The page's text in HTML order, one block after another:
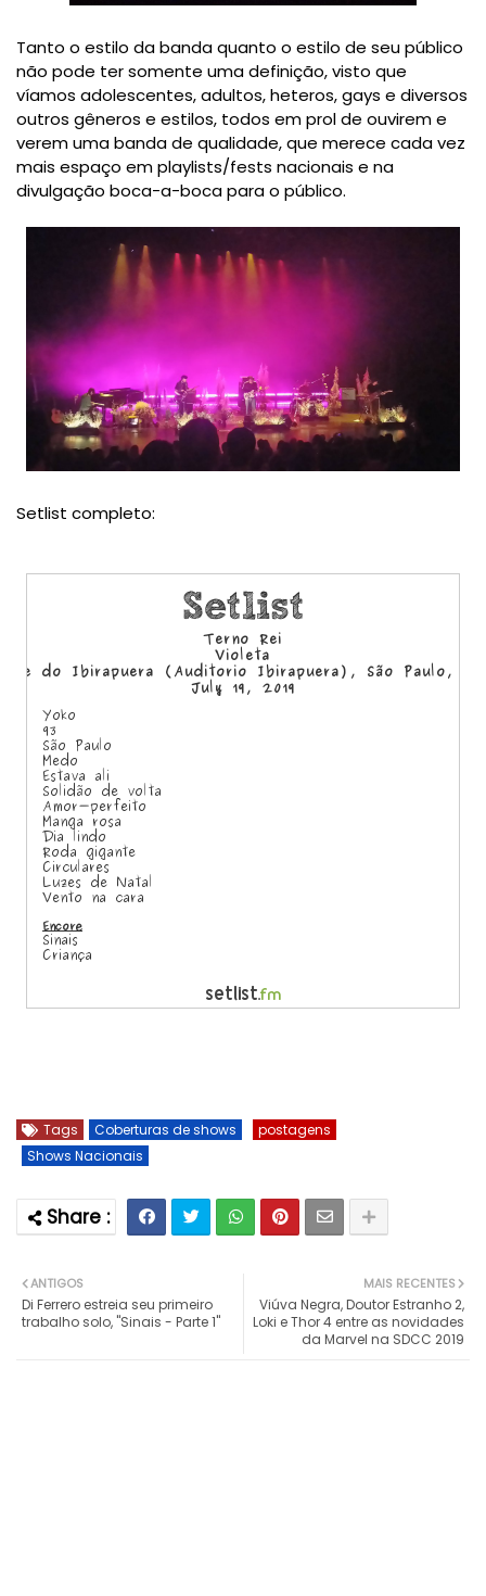
Tanto o estilo da banda quanto o estilo de seu público
não pode ter somente uma definição, visto que
víamos adolescentes, adultos, heteros, gays e diversos
outros gêneros e estilos, todos em prol de ouvirem e
verem uma banda de qualidade, que merece cada vez
mais espaço em playlists/fests nacionais e na
divulgação boca-a-boca para o público.
Setlist completo:
Tags Coberturas de shows
postagens
Shows Nacionais
MAIS RECENTES
Viúva Negra, Doutor Estranho 2,
Loki e Thor 4 entre as novidades
da Marvel na SDCC 2019
ANTIGOS
Di Ferrero estreia seu primeiro
trabalho solo, "Sinais - Parte 1"